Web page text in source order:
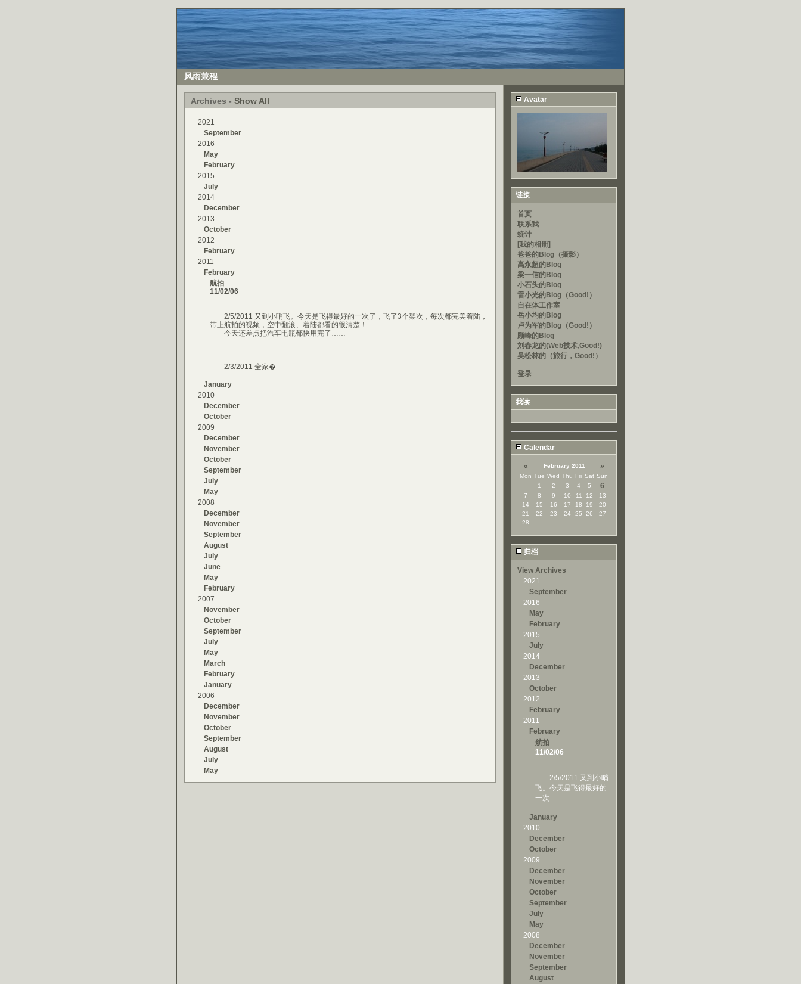
风雨兼程
Archives - Show All
2021
September
2016
May
February
2015
July
2014
December
2013
October
2012
February
2011
February
航拍
11/02/06
2/5/2011 又到小哨飞。今天是飞得最好的一次了，飞了3个架次，每次都完美着陆，
带上航拍的视频，空中翻滚、着陆都看的很清楚！
今天还差点把汽车电瓶都快用完了……
2/3/2011 全家�
January
2010
December
October
2009
December
November
October
September
July
May
2008
December
November
September
August
July
June
May
February
2007
November
October
September
July
May
March
February
January
2006
December
November
October
September
August
July
May
Avatar
链接
首页
联系我
统计
[我的相册]
爸爸的Blog（摄影）
高永超的Blog
梁一信的Blog
小石头的Blog
雷小光的Blog（Good!）
自在体工作室
岳小均的Blog
卢为军的Blog（Good!）
顾峰的Blog
刘春龙的(Web技术,Good!)
吴松林的（旅行，Good!）
登录
我读
Calendar
« February 2011 »
Mon Tue Wed Thu Fri Sat Sun
1
2 3 4 5 6
7 8 9 10 11 12
13
14
15 16 17 18 19
20
21
22 23 24 25 26
27
28
归档
View Archives
2021
September
2016
May
February
2015
July
2014
December
2013
October
2012
February
2011
February
航拍
11/02/06
2/5/2011 又到小哨
飞。今天是飞得最好的
一次
January
2010
December
October
2009
December
November
October
September
July
May
2008
December
November
September
August